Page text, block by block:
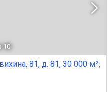
10
81, д. 81, 30 000 м²,